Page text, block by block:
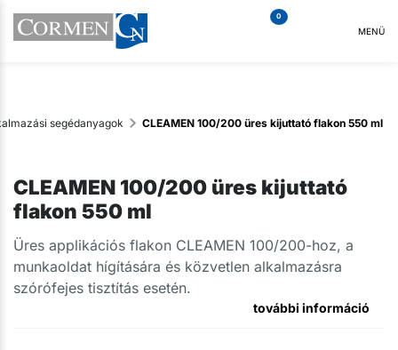
0
MENÜ
segédanyagok CLEAMEN 100/200 üres kijuttató flakon 550 ml
CLEAMEN 100/200 üres kijuttató
flakon 550 ml
Üres applikációs flakon CLEAMEN 100/200-hoz, a
munkaoldat hígítására és közvetlen alkalmazásra
szórófejes tisztítás esetén.
további információ